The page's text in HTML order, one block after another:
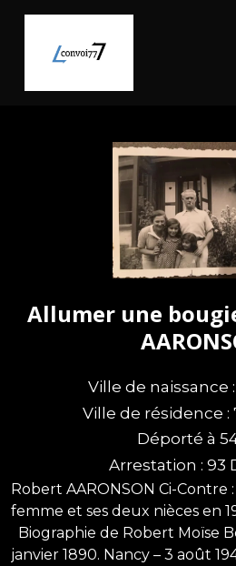
content
Allumer une
Ville de naissance
Ville de résidence :
Déporté à
Arrestation : 93
Robert AARONSON Ci-Contre
femme et ses deux nièces en
Biographie de Robert Moïse
janvier 1890. Nancy – 3 août